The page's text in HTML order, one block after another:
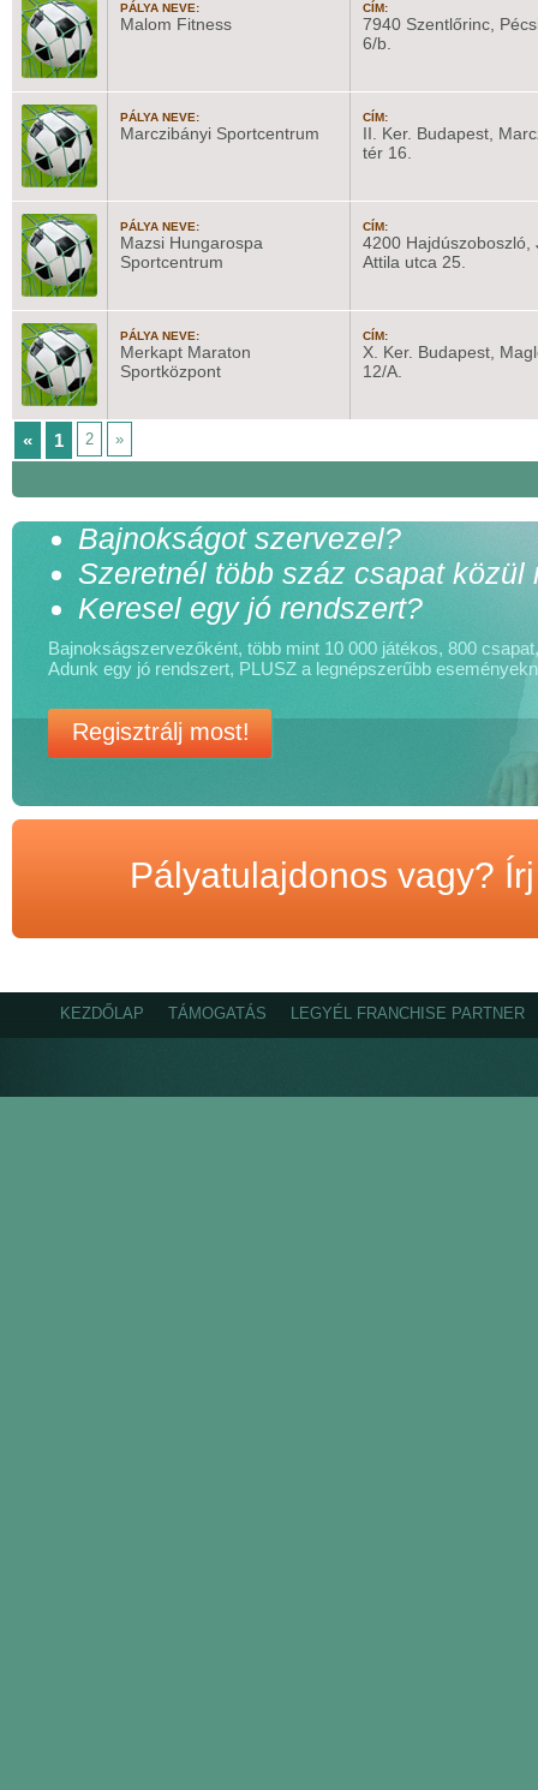
PÁLYA NEVE:
Malom Fitness
CÍM:
7940 Szentlőrinc,
6/b.
PÁLYA NEVE:
Marczibányi Sportcentrum
CÍM:
II. Ker. Budapest,
tér 16.
PÁLYA NEVE:
Mazsi Hungarospa
Sportcentrum
CÍM:
4200 Hajdúszoboszló,
Attila utca 25.
PÁLYA NEVE:
Merkapt Maraton
Sportközpont
CÍM:
X. Ker. Budapest,
12/A.
« 1 2 »
Bajnokságot szervezel?
Szeretnél több száz csapat közül
Keresel egy jó rendszert?
Bajnokságszervezőként, több mint 10 000 játékos, 800
Adunk egy jó rendszert, PLUSZ a legnépszerűbb
Regisztrálj most!
Pályatulajdonos vagy?
KEZDŐLAP TÁMOGATÁS LEGYÉL FRANCHISE PARTNER